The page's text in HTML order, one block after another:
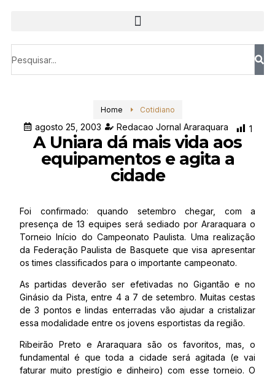
Home Cotidiano
agosto 25, 2003 Redacao Jornal Araraquara 1
A Uniara dá mais vida aos
equipamentos e agita a
cidade
Foi confirmado: quando setembro chegar, com a
presença de 13 equipes será sediado por Araraquara o
Torneio Início do Campeonato Paulista. Uma realização
da Federação Paulista de Basquete que visa apresentar
os times classificados para o importante campeonato.
As partidas deverão ser efetivadas no Gigantão e no
Ginásio da Pista, entre 4 a 7 de setembro. Muitas cestas
de 3 pontos e lindas enterradas vão ajudar a cristalizar
essa modalidade entre os jovens esportistas da região.
Ribeirão Preto e Araraquara são os favoritos, mas, o
fundamental é que toda a cidade será agitada (e vai
faturar muito prestígio e dinheiro) com esse torneio. O